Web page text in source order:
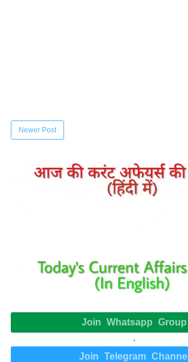
Newer Post
Join Whatsapp Group
.
Join Telegram Channel